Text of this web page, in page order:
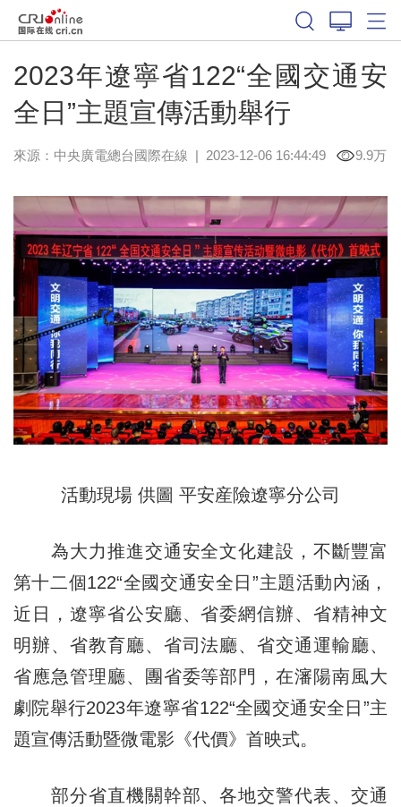
2023年遼寧省122“全國交通安
全日”主題宣傳活動舉行
來源：中央廣電總台國際在線 | 2023-12-06 16:44:49 9.9万
活動現場 供圖 平安産險遼寧分公司
為大力推進交通安全文化建設，不斷豐富
第十二個122“全國交通安全日”主題活動內涵，
近日，遼寧省公安廳、省委網信辦、省精神文
明辦、省教育廳、省司法廳、省交通運輸廳、
省應急管理廳、團省委等部門，在瀋陽南風大
劇院舉行2023年遼寧省122“全國交通安全日”主
題宣傳活動暨微電影《代價》首映式。
部分省直機關幹部、各地交警代表、交通